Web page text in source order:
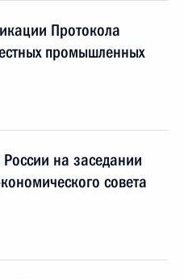
Протокола
промышленных
на заседании
совета